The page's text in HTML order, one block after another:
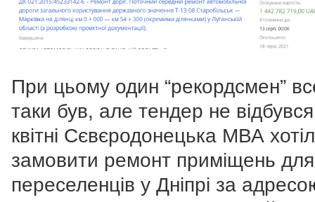
При цьому один “рекордсмен”
таки був, але тендер не
квітні Сєвєродонецька МВА
замовити ремонт приміщень для
переселенців у Дніпрі за